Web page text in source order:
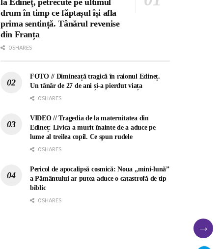
drum în timp ce făptașul își afla
prima sentință. Tânărul revenise
din Franța
0 SHARES
FOTO // Dimineață tragică în raionul Edineț.
Un tânăr de 27 de ani și-a pierdut viața
0 SHARES
VIDEO // Tragedia de la maternitatea din
Edineț: Livica a murit înainte de a aduce pe
lume al treilea copil. Ce spun rudele
0 SHARES
Pericol de apocalipsă cosmică: Noua „mini-lună”
a Pământului ar putea aduce o catastrofă de tip
biblic
0 SHARES
→